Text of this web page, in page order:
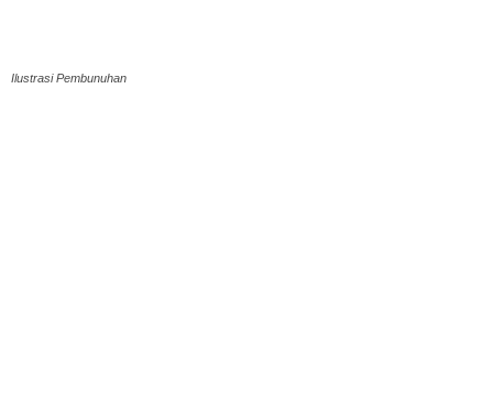
Ilustrasi Pembunuhan